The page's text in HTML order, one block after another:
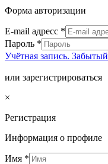
Форма авторизации
E-mail адресс *
Пароль *
Учётная запись.
или зарегистрироваться
×
Регистрация
Информация о профиле
Имя *